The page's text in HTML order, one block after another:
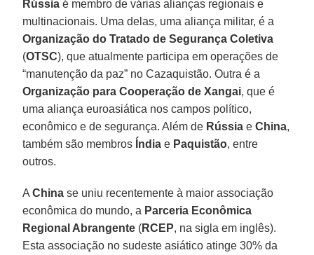
Rússia é membro de várias alianças regionais e
multinacionais. Uma delas, uma aliança militar, é a
Organização do Tratado de Segurança Coletiva
(OTSC), que atualmente participa em operações de
“manutenção da paz” no Cazaquistão. Outra é a
Organização para Cooperação de Xangai, que é
uma aliança euroasiática nos campos político,
econômico e de segurança. Além de Rússia eChina,
também são membros Índia e Paquistão, entre
outros.
AChina se uniu recentemente à maior associação
econômica do mundo, a Parceria Econômica
Regional Abrangente (RCEP, na sigla em inglês).
Esta associação no sudeste asiático atinge 30% da